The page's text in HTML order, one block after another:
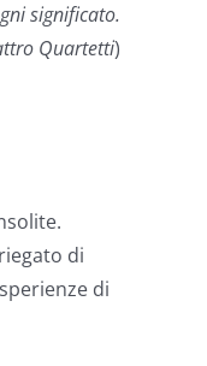
significato.
Quartetti)
di
di